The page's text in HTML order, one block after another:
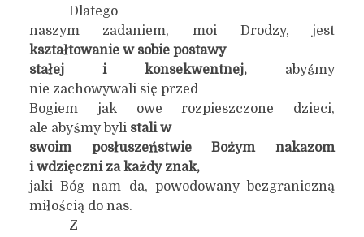
Dlatego
naszym zadaniem, moi Drodzy, jest
kształtowanie w sobie postawy
stałej i konsekwentnej, abyśmy
nie zachowywali się przed
Bogiem jak owe rozpieszczone dzieci,
ale abyśmy byli stali w
swoim posłuszeństwie Bożym nakazom
i wdzięczni za każdy znak,
jaki Bóg nam da, powodowany bezgraniczną
miłością do nas.
Z